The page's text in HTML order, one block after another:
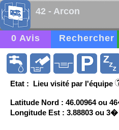
42 - Arcon
0 Avis Rechercher
Etat : Lieu visité par l'équipe
Latitude Nord : 46.00964 ou
Longitude Est : 3.88803 ou 3�